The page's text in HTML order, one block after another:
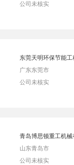
公司未核实
东莞天明环保节能工
广东东莞市
公司未核实
青岛博思顿重工机械
山东青岛市
公司未核实